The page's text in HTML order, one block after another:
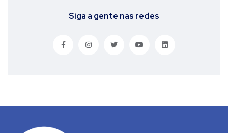
Siga a gente nas redes